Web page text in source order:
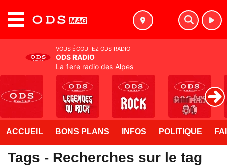
ACCUEIL BONS PLANS INFOS POLITIQUE
Tags - Recherches sur le tag
VOUS ÉCOUTEZ ODS RADIO
ODS RADIO
La 1ere radio des Alpes